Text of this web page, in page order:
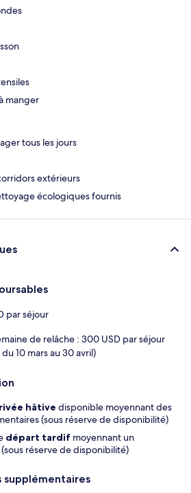
manger
tous les jours
extérieurs
écologiques fournis
par séjour
de relâche : 300 USD par séjour
10 mars au 30 avril)
hâtive disponible moyennant des
(sous réserve de disponibilité)
départ tardif moyennant un
réserve de disponibilité)
supplémentaires